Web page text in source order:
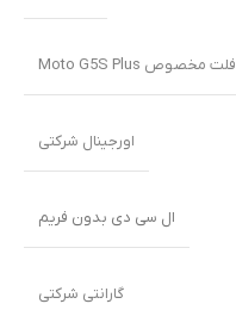
فلت مخصوص Moto G5S Plus
اورجینال شرکتی
ال سی دی بدون فریم
گارانتی شرکتی